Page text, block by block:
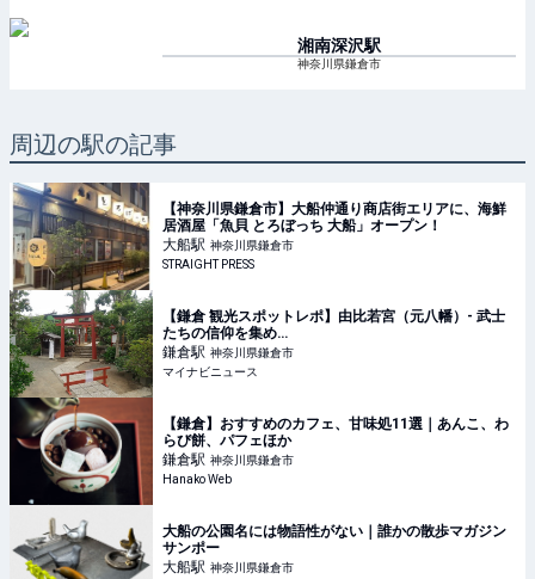
湘南深沢駅
神奈川県鎌倉市
周辺の駅の記事
【神奈川県鎌倉市】大船仲通り商店街エリアに、海鮮
居酒屋「魚貝 とろぼっち 大船」オープン！
大船駅 神奈川県鎌倉市
STRAIGHT PRESS
【鎌倉 観光スポットレポ】由比若宮（元八幡）- 武士
たちの信仰を集め…
鎌倉駅 神奈川県鎌倉市
マイナビニュース
【鎌倉】おすすめのカフェ、甘味処11選｜あんこ、わ
らび餅、パフェほか
鎌倉駅 神奈川県鎌倉市
Hanako Web
大船の公園名には物語性がない｜誰かの散歩マガジン
サンポー
大船駅 神奈川県鎌倉市